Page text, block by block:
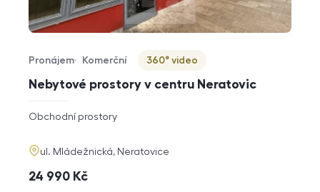
Nebytové prostory v centru Neratovic
Typ nabídky
Pronájem
Typ nemovitosti
Komerční
Virtuální prohlídka
360° video
rozměry
dispozice
Obchodní prostory
adresa
ul. Mládežnická, Neratovice
cena
24 990 Kč